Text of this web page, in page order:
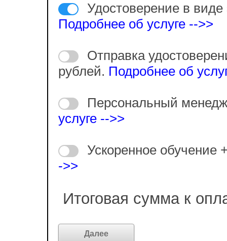
Удостоверение в виде
Подробнее об услуге -->>
Отправка
рублей. Подробнее об
Персональный
услуге -->>
Ускоренное обучение
->>
Итоговая сумма к